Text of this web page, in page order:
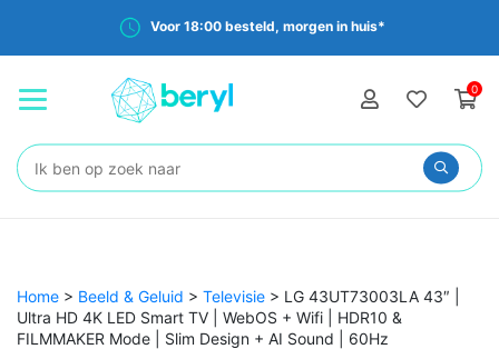
Voor 18:00 besteld, morgen in huis*
0
Zoeken:
Home > Beeld & Geluid > Televisie > LG 43UT73003LA 43″ |
Ultra HD 4K LED Smart TV | WebOS + Wifi | HDR10 &
FILMMAKER Mode | Slim Design + AI Sound | 60Hz